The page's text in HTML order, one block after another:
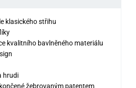
klasického střihu
kvalitního bavlněného materiálu
hrudi
žebrovaným patentem